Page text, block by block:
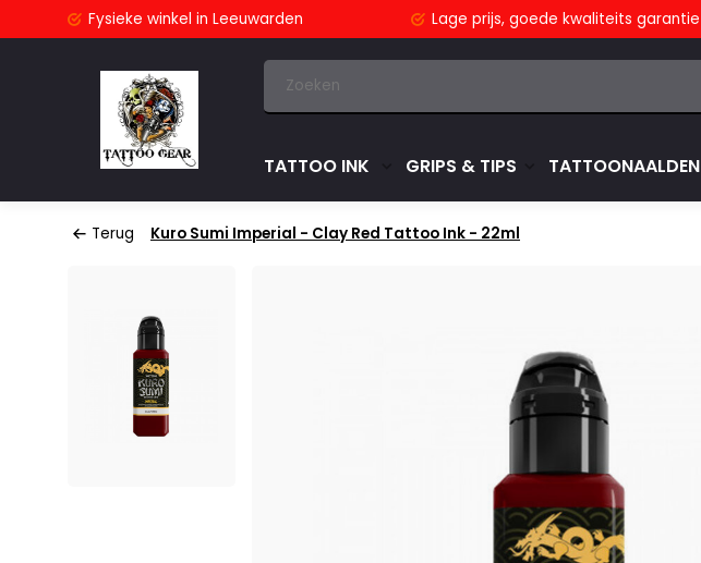
Fysieke winkel in Leeuwarden Lage prijs, goede kwaliteits garantie
TATTOO INK GRIPS & TIPS TATTOONAALDEN
Terug Kuro Sumi Imperial - Clay Red Tattoo Ink - 22ml